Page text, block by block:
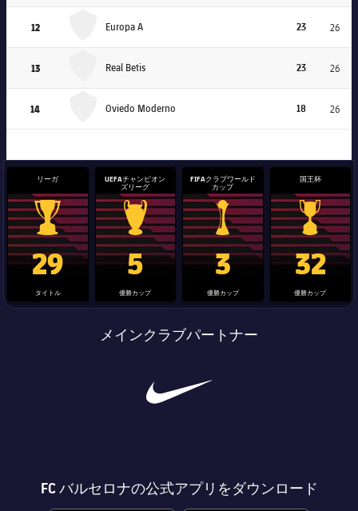
12 Europa A 23 26
13 Real Betis 23 26
14 Oviedo Moderno 18 26
リーガ
La Liga trophy
29
タイトル
UEFAチャンピオン
ズリーグ
Champions League trophy
5
優勝カップ
FIFAクラブワールド
カップ
label.aria.clubworldcup
3
優勝カップ
国王杯
国王杯
32
優勝カップ
メインクラブパートナー
FC バルセロナの公式アプリをダウンロード